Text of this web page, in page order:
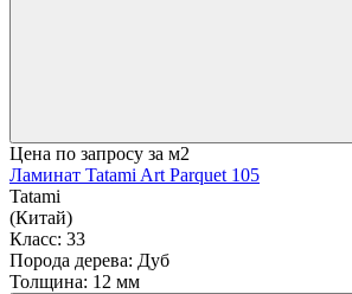
Цена по запросу за м2
Ламинат Tatami Art Parquet 105
Tatami
(Китай)
Класс: 33
Порода дерева: Дуб
Толщина: 12 мм